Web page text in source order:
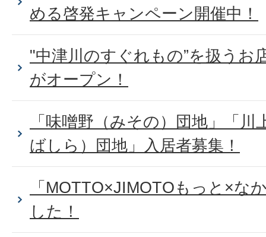
める啓発キャンペーン開催中！
"中津川のすぐれもの”を扱うお
がオープン！
「味噌野（みその）団地」「
ばしら）団地」入居者募集！
「MOTTO×JIMOTOもっと×な
した！